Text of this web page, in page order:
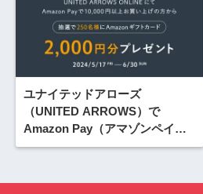
ユナイテッドアローズ
（UNITED ARROWS）で
Amazon Pay（アマゾンペイ）
がお得！2024年6月30日（日）
ド2,000円分プレゼント